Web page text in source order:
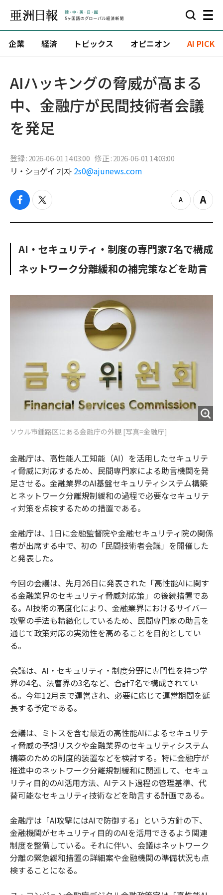
企業 経済 トピックス オピニオン AI PICK
AIハッキングの脅威が高まる
中、金融庁が民間技術者会議
を発足
登録 : 2026-06-01 14:03:00 修正 : 2026-06-01 14:03:00
リ・ショゲイ 기자 2s0@ajunews.com
f
c
o
k
t
i
e
z
o
u
Z
o
n
AI・セキュリティ・制度の専門家7名で構成
ネットワーク分離緩和の補完策などを助言
ソウル市鍾路区にある金融庁の外観 [写真=金融庁]
金融庁は、高性能人工知能（AI）を活用したセキュリテ
ィ脅威に対応するため、民間専門家による助言機関を発
足させる。金融業界のAI基盤セキュリティシステム構築
とネットワーク分離規制緩和の過程で必要なセキュリテ
ィ対策を点検するための措置である。
金融庁は、1日に金融監督院や金融セキュリティ院の関係
者が出席する中で、初の「民間技術者会議」を開催した
と発表した。
今回の会議は、先月26日に発表された「高性能AIに関す
る金融業界のセキュリティ脅威対応策」の後続措置であ
る。AI技術の高度化により、金融業界におけるサイバー
攻撃の手法も精緻化しているため、民間専門家の助言を
通じて政策対応の実効性を高めることを目的としてい
る。
会議は、AI・セキュリティ・制度分野に専門性を持つ学
界の4名、法曹界の3名など、合計7名で構成されてい
る。今年12月まで運営され、必要に応じて運営期間を延
長する予定である。
会議は、ミトスを含む最近の高性能AIによるセキュリテ
ィ脅威の予想リスクや金融業界のセキュリティシステム
構築のための制度的装置などを検討する。特に金融庁が
推進中のネットワーク分離規制緩和に関連して、セキュ
リティ目的のAI活用方法、AIテスト過程の管理基準、代
替可能なセキュリティ技術などを助言する計画である。
金融庁は「AI攻撃にはAIで防御する」という方針の下、
金融機関がセキュリティ目的のAIを活用できるよう関連
制度を整備している。それに伴い、会議はネットワーク
分離の緊急緩和措置の詳細案や金融機関の準備状況も点
検することになる。